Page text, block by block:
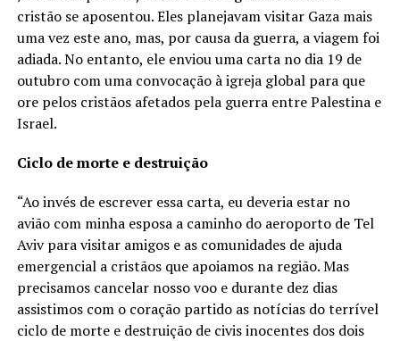
cristão se aposentou. Eles planejavam visitar Gaza mais
uma vez este ano, mas, por causa da guerra, a viagem foi
adiada. No entanto, ele enviou uma carta no dia 19 de
outubro com uma convocação à igreja global para que
ore pelos cristãos afetados pela guerra entre Palestina e
Israel.
Ciclo de morte e destruição
“Ao invés de escrever essa carta, eu deveria estar no
avião com minha esposa a caminho do aeroporto de Tel
Aviv para visitar amigos e as comunidades de ajuda
emergencial a cristãos que apoiamos na região. Mas
precisamos cancelar nosso voo e durante dez dias
assistimos com o coração partido as notícias do terrível
ciclo de morte e destruição de civis inocentes dos dois